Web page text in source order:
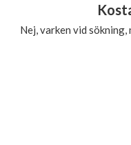
Nej, varken vid